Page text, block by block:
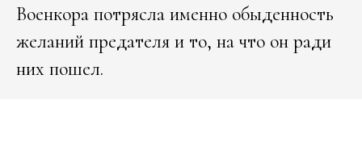
Военкора потрясла именно обыденность
желаний предателя и то, на что он ради
них пошел.